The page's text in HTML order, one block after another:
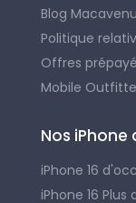
Blog
Politique
Offres
Mobile
Nos
iPhone 16
iPhone 16